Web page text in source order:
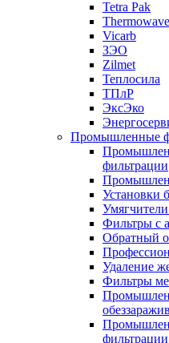
Tetra Pak
Thermowave
Vicarb
ЗЭО
Zilmet
Теплосила
ТПлР
ЭксЭко
Промышленные
фильтрации
Установки
Фильтры с
Обратный
Удаление
Фильтры
фильтрации